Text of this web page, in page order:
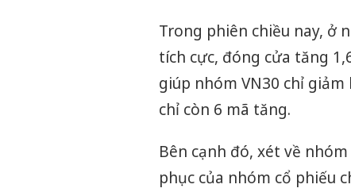
Trong phiên chiều nay, ở
tích cực, đóng cửa tăng
giúp nhóm VN30 chỉ
chỉ còn 6 mã tăng.
Bên cạnh đó, xét về
phục của nhóm cổ phiếu